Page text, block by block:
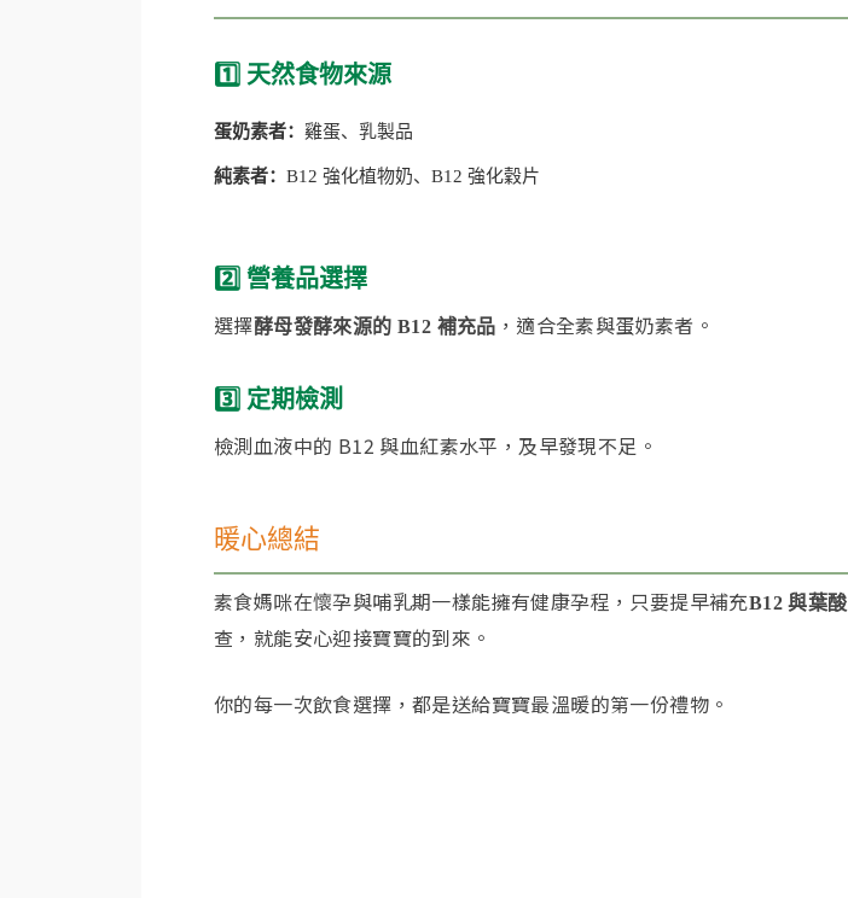
1️⃣ 天然食物來源
蛋奶素者： 雞蛋、乳製品
純素者： B12 強化植物奶、B12 強化穀片
2️⃣ 營養品選擇
選擇酵母發酵來源的 B12 補充品 ，適合全素與蛋奶素者。
3️⃣ 定期檢測
檢測血液中的 B12 與血紅素水平，及早發現不足。
暖心總結
素食媽咪在懷孕與哺乳期一樣能擁有健康孕程，只要提早補充B12 與葉酸
查，就能安心迎接寶寶的到來。
你的每一次飲食選擇，都是送給寶寶最溫暖的第一份禮物。